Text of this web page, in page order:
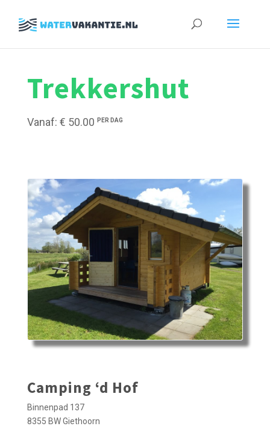
Zoeken
Trekkershut
Vanaf: € 50.00 PER DAG
Camping ‘d Hof
Binnenpad 137
8355 BW Giethoorn